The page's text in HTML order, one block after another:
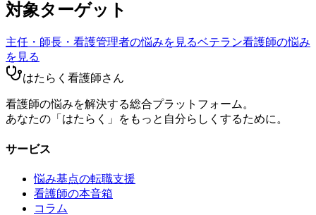
対象ターゲット
主任・師長・看護管理者の悩みを見るベテラン看護師の悩み
を見る
はたらく看護師さん
看護師の悩みを解決する総合プラットフォーム。
あなたの「はたらく」をもっと自分らしくするために。
サービス
悩み基点の転職支援
看護師の本音箱
コラム